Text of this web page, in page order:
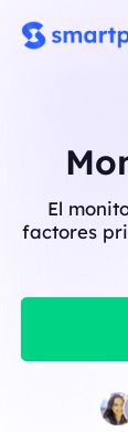
El
factores